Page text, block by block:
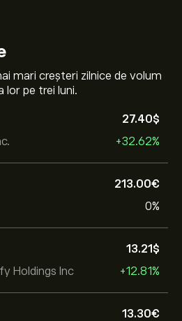
mari creșteri zilnice de volum
lor pe trei luni.
27.40‎$‎
+32.62%
213.00‎€‎
0%
Holdings Inc
13.21‎$‎
+12.81%
13.30‎€‎